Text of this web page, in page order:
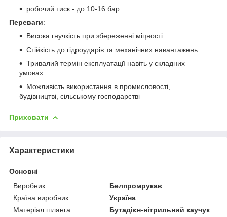
робочий тиск - до 10-16 бар
Переваги:
Висока гнучкість при збереженні міцності
Стійкість до гідроударів та механічних навантажень
Тривалий термін експлуатації навіть у складних
умовах
Можливість використання в промисловості,
будівництві, сільському господарстві
Приховати
Характеристики
Основні
Виробник
Белпромрукав
Країна виробник
Україна
Матеріал шланга
Бутадієн-нітрильний каучук